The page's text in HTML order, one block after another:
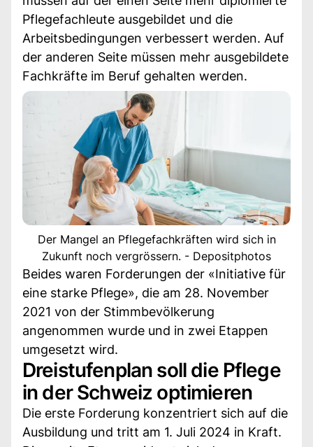
Pflegefachleute ausgebildet und die
Arbeitsbedingungen verbessert werden. Auf
der anderen Seite müssen mehr ausgebildete
Fachkräfte im Beruf gehalten werden.
Der Mangel an Pflegefachkräften wird sich in
Zukunft noch vergrössern. - Depositphotos
Beides waren Forderungen der «Initiative für
eine starke Pflege», die am 28. November
2021 von der Stimmbevölkerung
angenommen wurde und in zwei Etappen
umgesetzt wird.
Dreistufenplan soll die Pflege
in der Schweiz optimieren
Die erste Forderung konzentriert sich auf die
Ausbildung und tritt am 1. Juli 2024 in Kraft.